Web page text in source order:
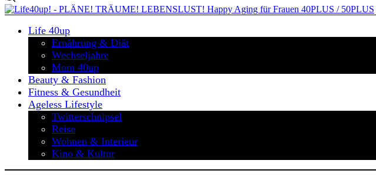
Life 40up
Ernährung & Diät
Wechseljahre
Mom 40up
Beauty & Fashion
Fitness & Gesundheit
Ageless Lifestyle
Twitterschnipsel
Reise
Wohnen & Interieur
Kino & Kultur